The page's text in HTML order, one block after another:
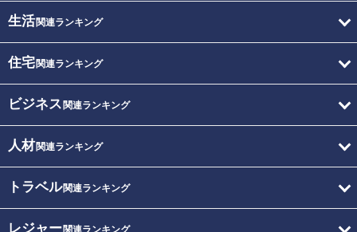
生活関連ランキング
住宅関連ランキング
ビジネス 関連ランキング
人材関連ランキング
トラベル関連ランキング
レジャー